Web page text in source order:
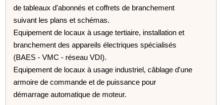
de tableaux d'abonnés et coffrets de branchement
suivant les plans et schémas.
Equipement de locaux à usage tertiaire, installation et
branchement des appareils électriques spécialisés
(BAES - VMC - réseau VDI).
Equipement de locaux à usage industriel, câblage d'une
armoire de commande et de puissance pour
démarrage automatique de moteur.